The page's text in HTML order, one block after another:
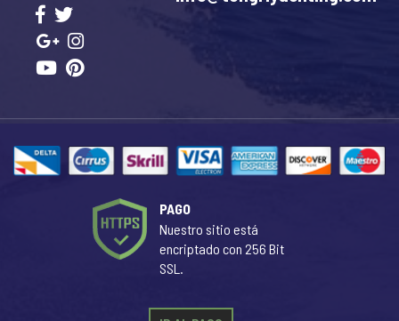
PAGO
Nuestro sitio está
encriptado con 256 Bit
SSL.